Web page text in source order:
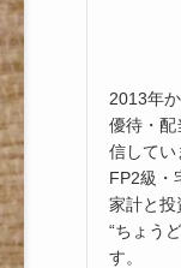
2013年
優待・配
信してい
FP2級・
家計と投
“ちょう
す。